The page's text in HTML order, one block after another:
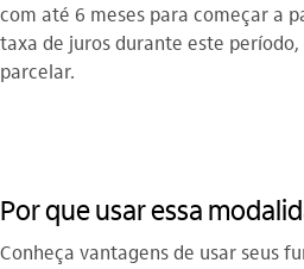
com até 6 meses para começar a
taxa de juros durante este
parcelar.
Por que usar essa
Conheça vantagens de usar seus